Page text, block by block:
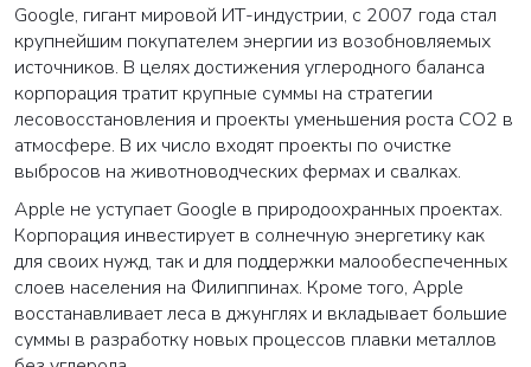
Google, гигант мировой ИТ-индустрии, с 2007 года стал
крупнейшим покупателем энергии из возобновляемых
источников. В целях достижения углеродного баланса
корпорация тратит крупные суммы на стратегии
лесовосстановления и проекты уменьшения роста CO2 в
атмосфере. В их число входят проекты по очистке
выбросов на животноводческих фермах и свалках.
Apple не уступает Google в природоохранных проектах.
Корпорация инвестирует в солнечную энергетику как
для своих нужд, так и для поддержки малообеспеченных
слоев населения на Филиппинах. Кроме того, Apple
восстанавливает леса в джунглях и вкладывает большие
суммы в разработку новых процессов плавки металлов